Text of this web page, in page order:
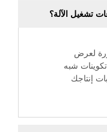
تشغيل الآلة؟
لعرض
شبه
إنتاجك